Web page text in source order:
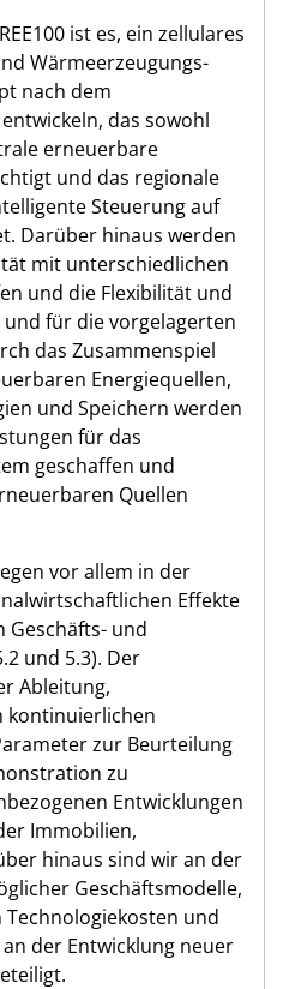
ist es, ein zellulares
Wärmeerzeugungs-
nach dem
das sowohl
erneuerbare
und das regionale
Steuerung auf
Darüber hinaus werden
mit unterschiedlichen
und die Flexibilität und
für die vorgelagerten
das Zusammenspiel
Energiequellen,
und Speichern werden
für das
geschaffen und
Quellen
vor allem in der
Effekte
Geschäfts- und
und 5.3). Der
Ableitung,
kontinuierlichen
zur Beurteilung
zu
Entwicklungen
Immobilien,
hinaus sind wir an der
Geschäftsmodelle,
und
der Entwicklung neuer